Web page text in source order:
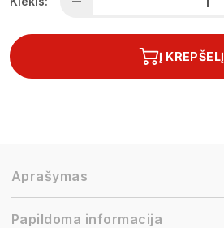
Į KREPŠELĮ
Aprašymas
Papildoma informacija